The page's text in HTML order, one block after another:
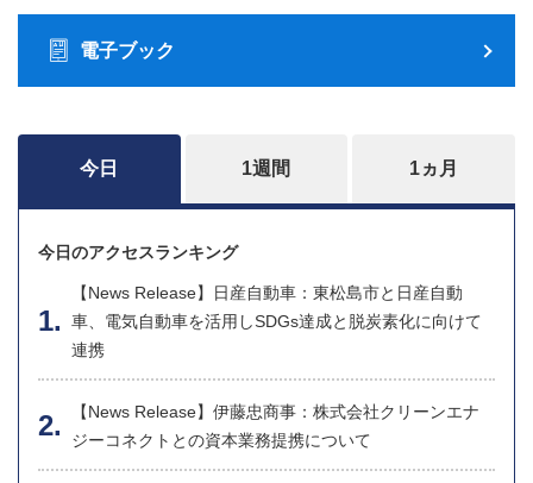
電子ブック
今日 1週間 1ヵ月
今日のアクセスランキング
【News Release】日産自動車：東松島市と日産自動
車、電気自動車を活用しSDGs達成と脱炭素化に向けて
連携
【News Release】伊藤忠商事：株式会社クリーンエナ
ジーコネクトとの資本業務提携について